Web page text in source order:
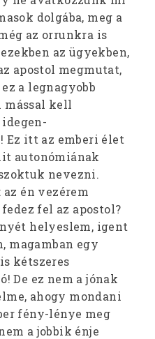
dolgába, meg a
az orrunkra is
az ügyekben,
apostol megmutat,
a legnagyobb
mással kell
Ez itt az emberi élet
autonómiának
nevezni.
én vezérem
fel az apostol?
helyeslem, igent
magamban egy
kétszeres
De ez nem a jónak
ahogy mondani
fény-lénye meg
a jobbik énje